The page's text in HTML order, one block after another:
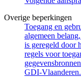
Overige beperkingen
Toegang en
algemeen
is geregeld door
regels voor
GDI-